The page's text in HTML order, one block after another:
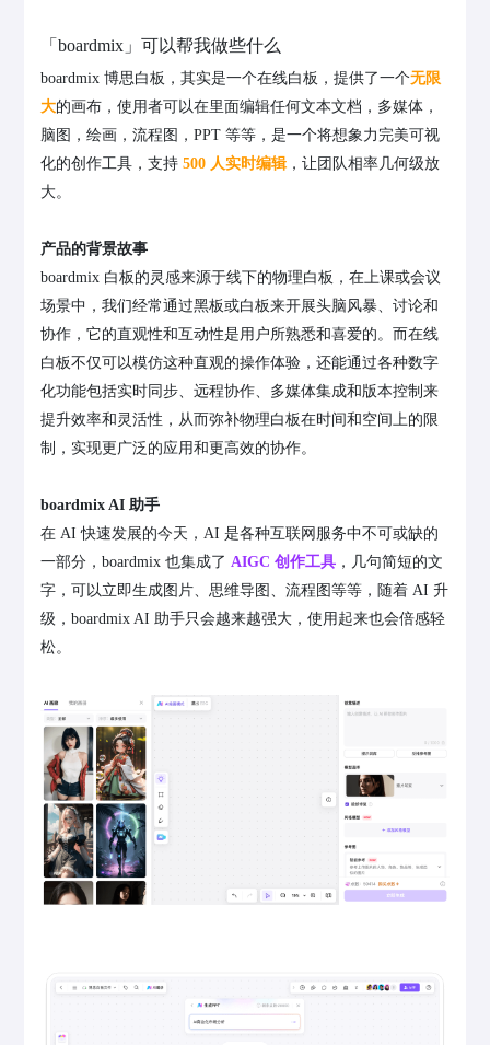
「boardmix」可以帮我做些什么
boardmix 博思白板，其实是一个在线白板，提供了一个无限
大的画布，使用者可以在里面编辑任何文本文档，多媒体，
脑图，绘画，流程图，PPT 等等，是一个将想象力完美可视
化的创作工具，支持 500 人实时编辑 ，让团队相率几何级放
大。
产品的背景故事
boardmix 白板的灵感来源于线下的物理白板，在上课或会议
场景中，我们经常通过黑板或白板来开展头脑风暴、讨论和
协作，它的直观性和互动性是用户所熟悉和喜爱的。而在线
白板不仅可以模仿这种直观的操作体验，还能通过各种数字
化功能包括实时同步、远程协作、多媒体集成和版本控制来
提升效率和灵活性，从而弥补物理白板在时间和空间上的限
制，实现更广泛的应用和更高效的协作。
boardmix AI 助手
在 AI 快速发展的今天，AI 是各种互联网服务中不可或缺的
一部分，boardmix 也集成了AIGC 创作工具 ，几句简短的文
字，可以立即生成图片、思维导图、流程图等等，随着 AI 升
级，boardmix AI 助手只会越来越强大，使用起来也会倍感轻
松。